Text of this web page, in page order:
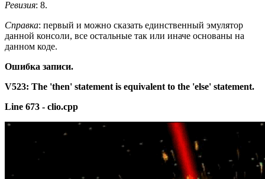
Ревизия: 8.
Справка: первый и можно сказать единственный эмулятор
данной консоли, все остальные так или иначе основаны на
данном коде.
Ошибка записи.
V523: The 'then' statement is equivalent to the 'else' statement.
Line 673 - clio.cpp